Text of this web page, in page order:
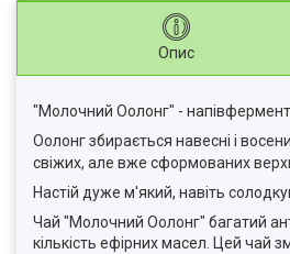
Опис
"Молочний Оолонг" -
Оолонг збирається навесні і
свіжих, але вже сформованих
Настій дуже м'який, навіть
Чай "Молочний Оолонг" багатий
кількість ефірних масел. Цей чай